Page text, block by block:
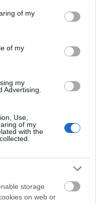
You may click to
and its third-party tags to
purposes in below Google
of my
of my
my
Advertising.
Use,
of my
with the
storage
on web or
–
Εύβοια: Πότε θα γίνει ο
για το «Στιφάδο της
Παναγίας»